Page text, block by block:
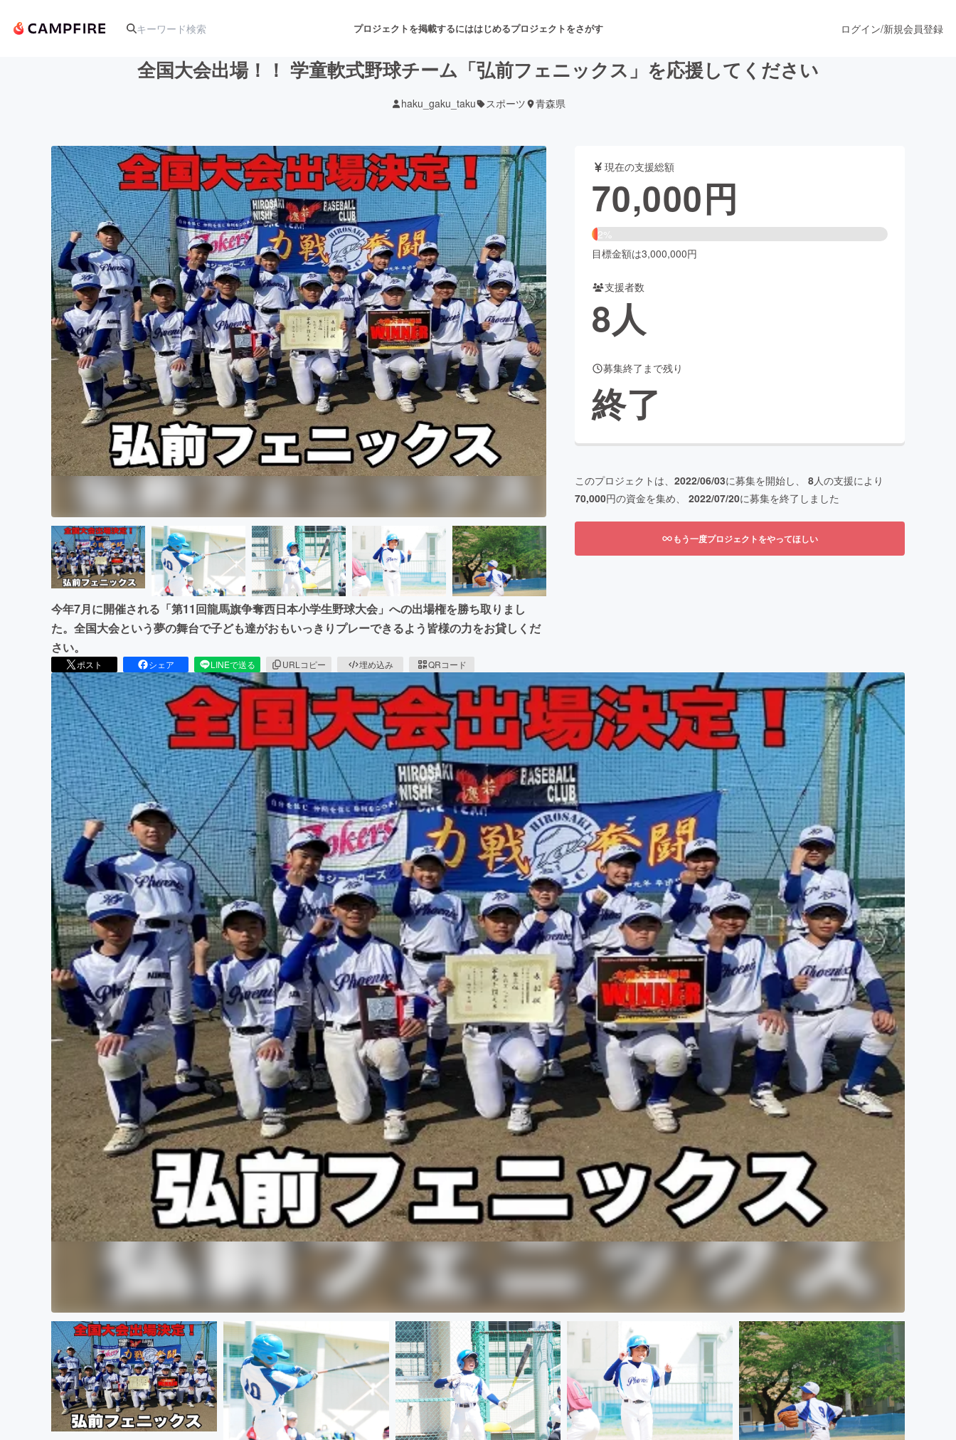
プロジェクトを掲載するにははじめるプロジェクトをさがす
アート・写真 音楽 舞台・パフォーマンス
テクノロジー・ガジェット ゲーム・サービス開発 フード・飲食店 ファッション
映像・映画 書籍・雑誌出版 アニメ・漫画
ビジネス・起業 チャレンジ ビューティー・ヘルスケア
まちづくり・地域活性化
CAMPFIRE for Social Good CAMPFIRE Creation
CAMPFIREふるさと納税machi-yaコミュニティ
ログイン/新規会員登録
全国大会出場！！ 学童軟式野球チーム「弘前フェニックス」を応援してください
haku_gaku_taku スポーツ 青森県
今年7月に開催される「第11回龍馬旗争奪西日本小学生野球大会」への出場権を勝ち取りまし
た。全国大会という夢の舞台で子ども達がおもいっきりプレーできるよう皆様の力をお貸しくだ
さい。
ポスト シェア LINEで送る URLコピー 埋め込み QRコード
現在の支援総額
70,000円
2%
目標金額は3,000,000円
支援者数
8人
募集終了まで残り
終了
このプロジェクトは、 2022/06/03に募集を開始し、 8人の支援により
70,000円の資金を集め、 2022/07/20に募集を終了しました
もう一度プロジェクトをやってほしい